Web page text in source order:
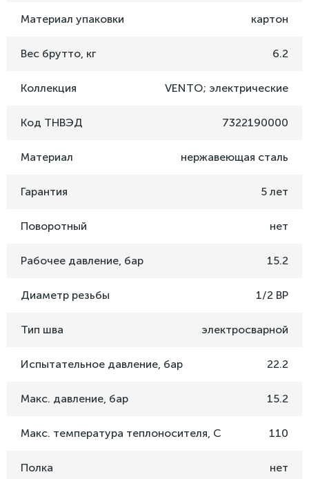
Материал упаковки картон
Вес брутто, кг 6.2
Коллекция VENTO; электрические
Код ТНВЭД 7322190000
Материал нержавеющая сталь
Гарантия 5 лет
Поворотный нет
Рабочее давление, бар 15.2
Диаметр резьбы 1/2 ВР
Тип шва электросварной
Испытательное давление, бар 22.2
Макс. давление, бар 15.2
Макс. температура теплоносителя, C 110
Полка нет